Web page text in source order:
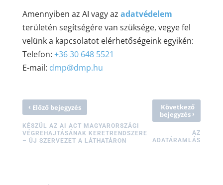
Amennyiben az AI vagy az adatvédelem
területén segítségére van szüksége, vegye fel
velünk a kapcsolatot elérhetőségeink egyikén:
Telefon: +36 30 648 5521
E-mail: dmp@dmp.hu
‹ Előző bejegyzés
KÉSZÜL AZ AI ACT MAGYARORSZÁGI
VÉGREHAJTÁSÁNAK KERETRENDSZERE
– ÚJ SZERVEZET A LÁTHATÁRON
Következő
bejegyzés ›
AZ
ADATÁRAMLÁS